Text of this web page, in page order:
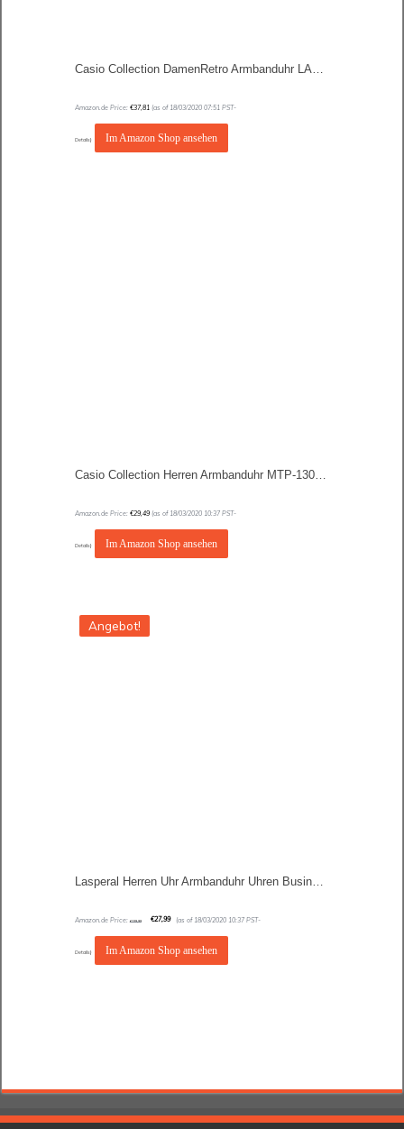
Casio Collection DamenRetro Armbanduhr LA680WEGA
Amazon.de Price: €37,81(as of 18/03/2020 07:51 PST-
Details) Im Amazon Shop ansehen
Casio Collection Herren Armbanduhr MTP-1302PD
Amazon.de Price: €29,49(as of 18/03/2020 10:37 PST-
Details) Im Amazon Shop ansehen
Angebot!
Lasperal Herren Uhr Armbanduhr Uhren Business Luxus Wasserdicht Quarzuhr Businessuhr Analog mit Datumsanzeige Edelstahl Sport Schwarz Rund
Amazon.de Price: €139,99 €27,99 (as of 18/03/2020 10:37 PST-
Details) Im Amazon Shop ansehen